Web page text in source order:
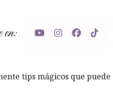
tips mágicos que